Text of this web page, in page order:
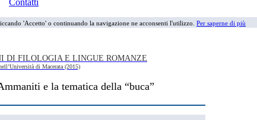
Contatti
'Accetto' o continuando la navigazione ne acconsenti l'utilizzo. Per saperne di più
DI FILOLOGIA E LINGUE ROMANZE
di Macerata (2015)
e la tematica della “buca”